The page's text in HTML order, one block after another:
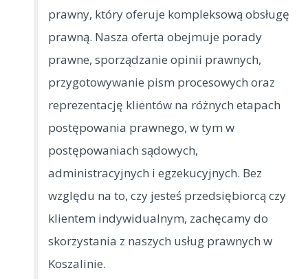
prawny, który oferuje kompleksową obsługę
prawną. Nasza oferta obejmuje porady
prawne, sporządzanie opinii prawnych,
przygotowywanie pism procesowych oraz
reprezentację klientów na różnych etapach
postępowania prawnego, w tym w
postępowaniach sądowych,
administracyjnych i egzekucyjnych. Bez
względu na to, czy jesteś przedsiębiorcą czy
klientem indywidualnym, zachęcamy do
skorzystania z naszych usług prawnych w
Koszalinie.